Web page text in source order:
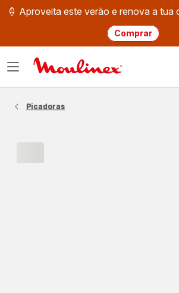
🍦 Aproveita este verão e renova a tua
Comprar
Moulinex
Abrir
Picadoras